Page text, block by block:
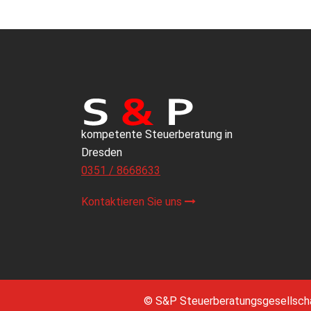
kompetente Steuerberatung in
Dresden
0351 / 8668633
Kontaktieren Sie uns
© S&P